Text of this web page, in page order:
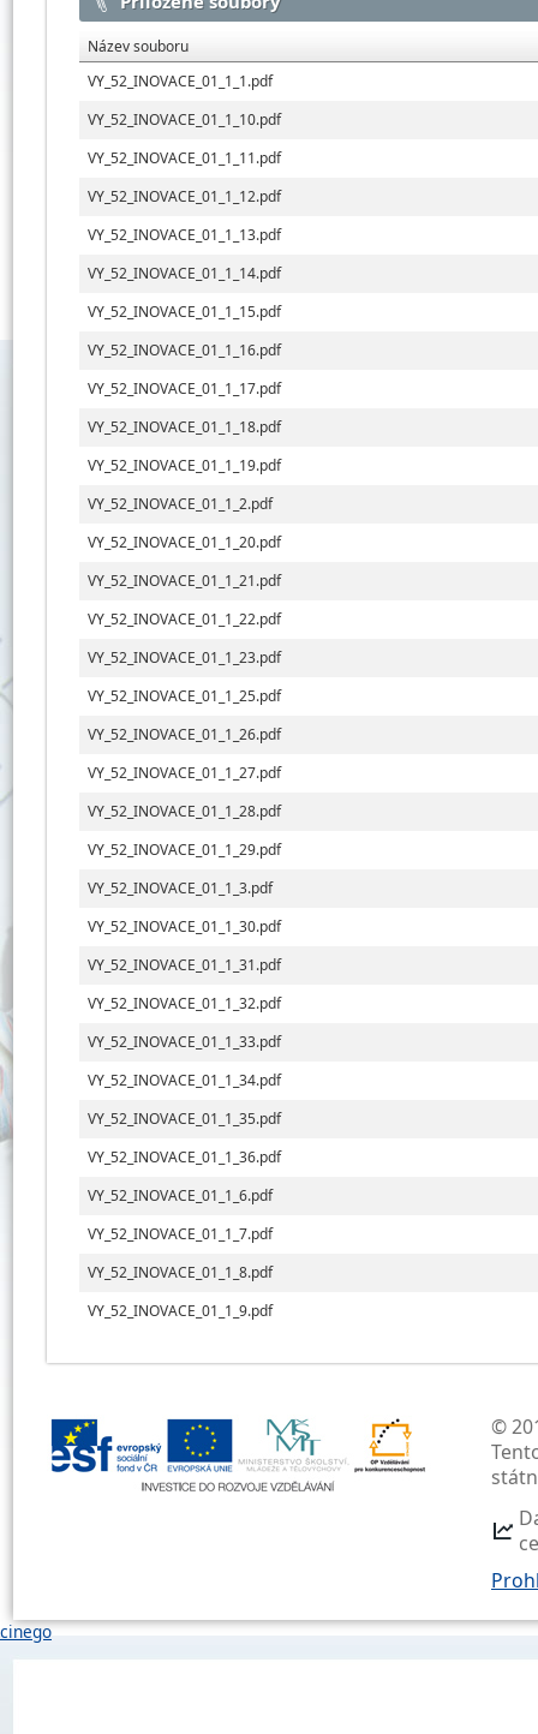
Název souboru
VY_52_INOVACE_01_1_1.pdf
VY_52_INOVACE_01_1_10.pdf
VY_52_INOVACE_01_1_11.pdf
VY_52_INOVACE_01_1_12.pdf
VY_52_INOVACE_01_1_13.pdf
VY_52_INOVACE_01_1_14.pdf
VY_52_INOVACE_01_1_15.pdf
VY_52_INOVACE_01_1_16.pdf
VY_52_INOVACE_01_1_17.pdf
VY_52_INOVACE_01_1_18.pdf
VY_52_INOVACE_01_1_19.pdf
VY_52_INOVACE_01_1_2.pdf
VY_52_INOVACE_01_1_20.pdf
VY_52_INOVACE_01_1_21.pdf
VY_52_INOVACE_01_1_22.pdf
VY_52_INOVACE_01_1_23.pdf
VY_52_INOVACE_01_1_25.pdf
VY_52_INOVACE_01_1_26.pdf
VY_52_INOVACE_01_1_27.pdf
VY_52_INOVACE_01_1_28.pdf
VY_52_INOVACE_01_1_29.pdf
VY_52_INOVACE_01_1_3.pdf
VY_52_INOVACE_01_1_30.pdf
VY_52_INOVACE_01_1_31.pdf
VY_52_INOVACE_01_1_32.pdf
VY_52_INOVACE_01_1_33.pdf
VY_52_INOVACE_01_1_34.pdf
VY_52_INOVACE_01_1_35.pdf
VY_52_INOVACE_01_1_36.pdf
VY_52_INOVACE_01_1_6.pdf
VY_52_INOVACE_01_1_7.pdf
VY_52_INOVACE_01_1_8.pdf
VY_52_INOVACE_01_1_9.pdf
©
cinego